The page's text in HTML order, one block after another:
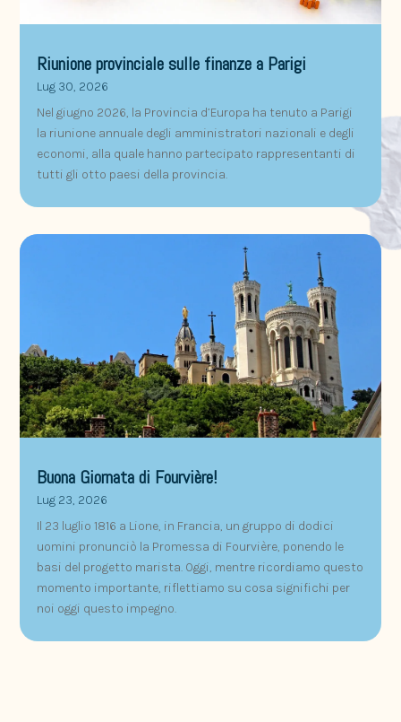
Riunione provinciale sulle finanze a Parigi
Lug 30, 2026
Nel giugno 2026, la Provincia d’Europa ha tenuto a Parigi
la riunione annuale degli amministratori nazionali e degli
economi, alla quale hanno partecipato rappresentanti di
tutti gli otto paesi della provincia.
Buona Giornata di Fourvière!
Lug 23, 2026
Il 23 luglio 1816 a Lione, in Francia, un gruppo di dodici
uomini pronunciò la Promessa di Fourvière, ponendo le
basi del progetto marista. Oggi, mentre ricordiamo questo
momento importante, riflettiamo su cosa significhi per
noi oggi questo impegno.